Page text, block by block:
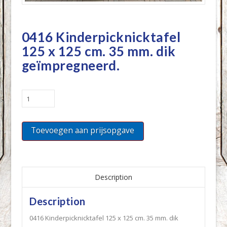
0416 Kinderpicknicktafel
125 x 125 cm. 35 mm. dik
geïmpregneerd.
0416
Kinderpicknicktafel
125
35
dik
geïmpregneerd.
Toevoegen aan prijsopgave
Description
Description
0416 Kinderpicknicktafel 125 x 125 cm. 35 mm. dik